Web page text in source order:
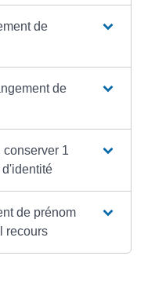
de
de
conserver 1
de prénom
recours